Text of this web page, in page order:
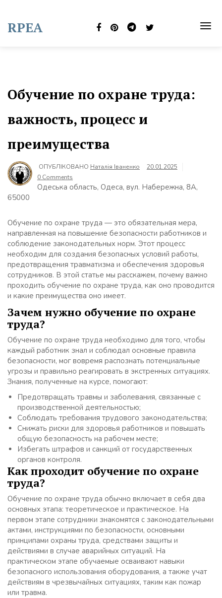
content
RPEA
Обучение по охране труда:
важность, процесс и
преимущества
ОПУБЛІКОВАНО Наталія Іваненко
20.01.2025
0 Comments
Одеська область, Одеса, вул. Набережна, 8А,
65000
Обучение по охране труда — это обязательная мера,
направленная на повышение безопасности работников и
соблюдение законодательных норм. Этот процесс
необходим для создания безопасных условий работы,
предотвращения травматизма и обеспечения здоровья
сотрудников. В этой статье мы расскажем, почему важно
проходить обучение по охране труда, как оно проводится
и какие преимущества оно имеет.
Зачем нужно обучение по охране
труда?
Обучение по охране труда необходимо для того, чтобы
каждый работник знал и соблюдал основные правила
безопасности, мог вовремя распознать потенциальные
угрозы и правильно реагировать в экстренных ситуациях.
Знания, полученные на курсе, помогают:
Предотвращать травмы и заболевания, связанные с
производственной деятельностью;
Соблюдать требования трудового законодательства;
Снижать риски для здоровья работников и повышать
общую безопасность на рабочем месте;
Избегать штрафов и санкций от государственных
органов контроля.
Как проходит обучение по охране
труда?
Обучение по охране труда обычно включает в себя два
основных этапа: теоретическое и практическое. На
первом этапе сотрудники знакомятся с законодательными
актами, инструкциями по безопасности, основными
принципами охраны труда, средствами защиты и
действиями в случае аварийных ситуаций. На
практическом этапе обучаемые осваивают навыки
безопасного использования оборудования, а также учат
действиям в чрезвычайных ситуациях, таким как пожар
или травма.